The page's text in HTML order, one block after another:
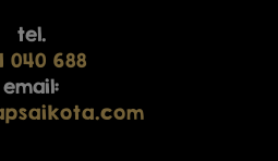
tel.
040 688
email: